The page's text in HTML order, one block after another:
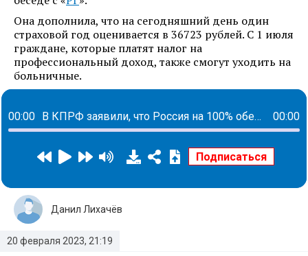
Она дополнила, что на сегодняшний день один
страховой год оценивается в 36723 рублей. С 1 июля
граждане, которые платят налог на
профессиональный доход, также смогут уходить на
больничные.
00:00 В КПРФ заявили, что Россия на 100% обеспечивает себя продовольствием 00:00
20 февраля 2023, 21:19
Данил Лихачёв